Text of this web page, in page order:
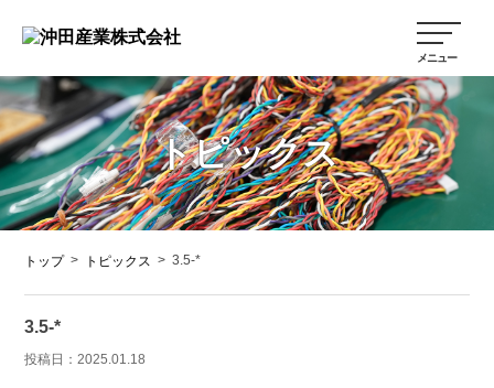
トピックス
トップ > トピックス > 3.5-*
3.5-*
投稿日：2025.01.18